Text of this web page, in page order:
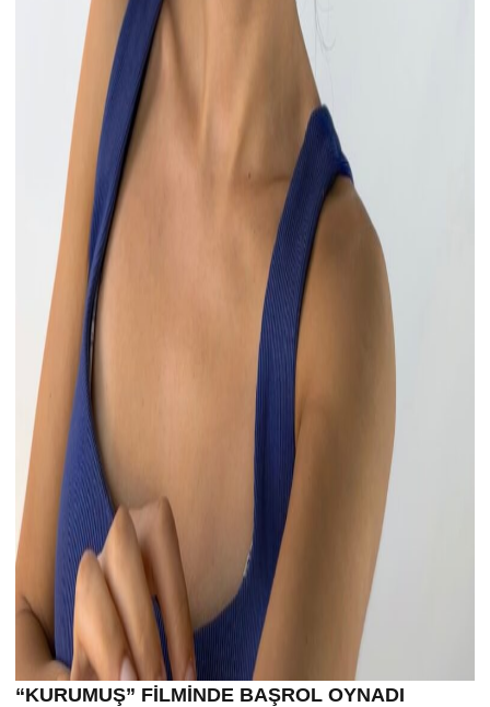
“KURUMUŞ” FİLMİNDE BAŞROL OYNADI